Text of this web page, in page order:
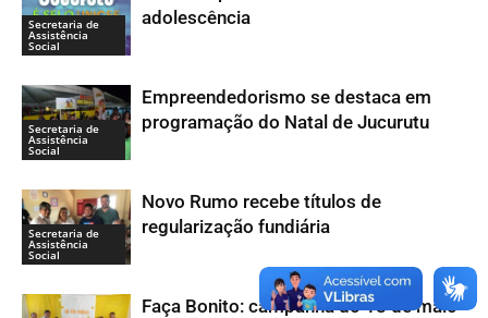
Secretaria de
Assistência
Social
adolescência
Secretaria de
Assistência
Social
Empreendedorismo se destaca em
programação do Natal de Jucurutu
Secretaria de
Assistência
Social
Novo Rumo recebe títulos de
regularização fundiária
Faça Bonito: campanha do 18 de maio